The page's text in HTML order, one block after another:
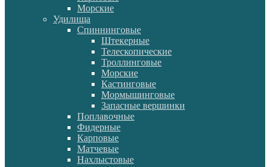
Морские
Удилища
Спиннинговые
Штекерные
Телескопические
Троллинговые
Морские
Кастинговые
Мормышинговые
Запасные вершинки
Поплавочные
Фидерные
Карповые
Матчевые
Нахлыстовые